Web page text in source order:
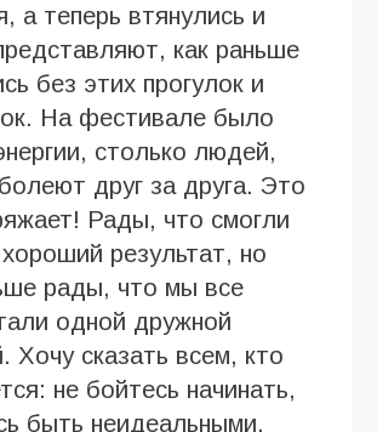
а теперь втянулись и
как раньше
без этих прогулок и
На фестивале было
столько людей,
друг за друга. Это
Рады, что смогли
хороший результат, но
рады, что мы все
одной дружной
Хочу сказать всем, кто
не бойтесь начинать,
быть неидеальными.